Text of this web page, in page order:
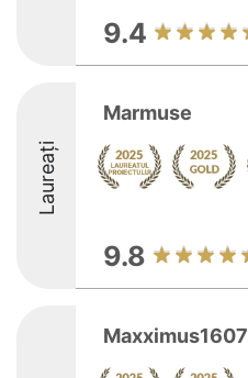
9.4
Laureați
Marmuse
9.8
Maxximus1607